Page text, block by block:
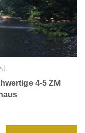
4-5 ZM